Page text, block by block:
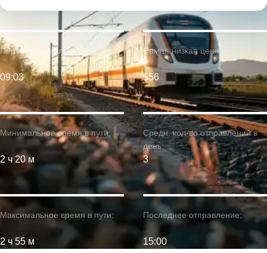
Минимальное время в пути:
2 ч 20 м
Первое отправление:
09:03
Максимальное время в пути:
2 ч 55 м
Самая низкая цена:
$56
Средн. кол-во отправлений в
день:
3
Последнее отправление:
15:00